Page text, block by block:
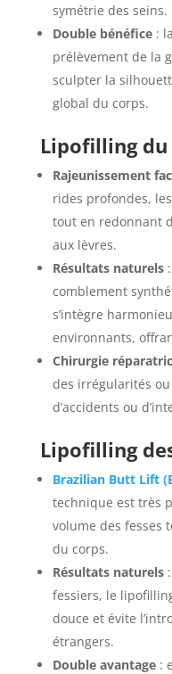
symétrie des seins.
Double bénéfice:
prélèvement de la
sculpter la
global du corps.
Lipofilling du
Rajeunissement
rides profondes,
tout en redonnant
aux lèvres.
Résultats naturels:
comblement
s’intègre
environnants,
Chirurgie
des irrégularités
d’accidents ou
Lipofilling
Brazilian Butt Lift
technique est très
volume des fesses
du corps.
Résultats naturels:
fessiers, le
douce et évite
étrangers.
Double avantage: